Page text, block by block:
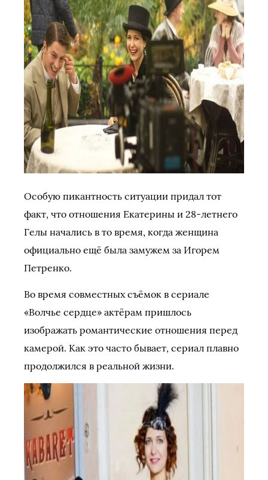
Особую пикантность ситуации придал тот
факт, что отношения Екатерины и 28-летнего
Гелы начались в то время, когда женщина
официально ещё была замужем за Игорем
Петренко.
Во время совместных съёмок в сериале
«Волчье сердце» актёрам пришлось
изображать романтические отношения перед
камерой. Как это часто бывает, сериал плавно
продолжился в реальной жизни.